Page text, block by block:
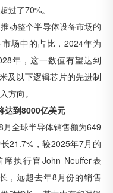
过了70%。
动整个半导体设备市场的
场中的占比，2024年为
年，这一数值有望达到
及以下逻辑芯片的先进制
方向。
达到8000亿美元
全球半导体销售额为649
21.7%，较2025年7月的
执行官John Neuffer表
，远超去年8月份的销售